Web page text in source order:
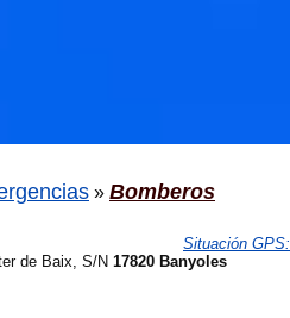
» Bomberos
Situación GPS:
de Baix, S/N 17820 Banyoles